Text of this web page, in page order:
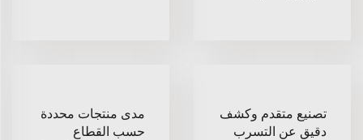
تصنيع متقدم وكشف
دقيق عن التسرب
مدى منتجات محددة
حسب القطاع